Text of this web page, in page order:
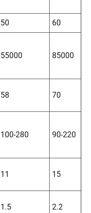
50 60
55000 85000
58 70
100-280 90-220
11 15
1.5 2.2